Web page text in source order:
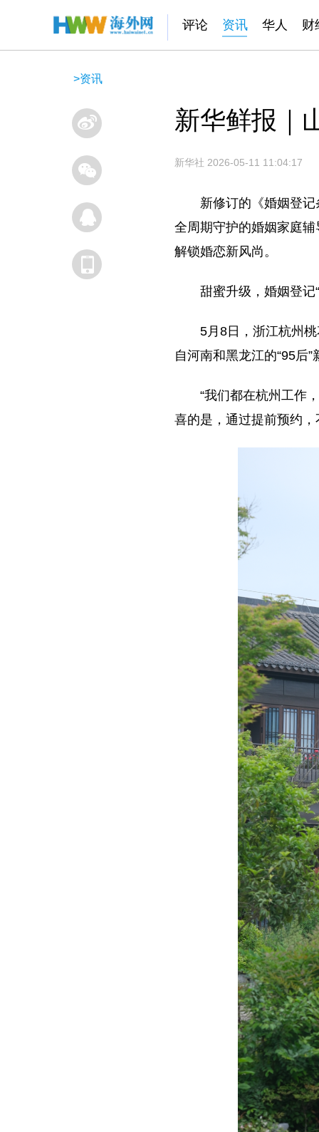
评论 资讯 华人 财
>资讯
新华鲜报｜
新华社 2026-05-11 11:04:17
新修订的《婚姻登
全周期守护的婚姻家庭
解锁婚恋新风尚。
甜蜜升级，婚姻登
5月8日，浙江杭州
自河南和黑龙江的“95后
“我们都在杭州工作
喜的是，通过提前预约